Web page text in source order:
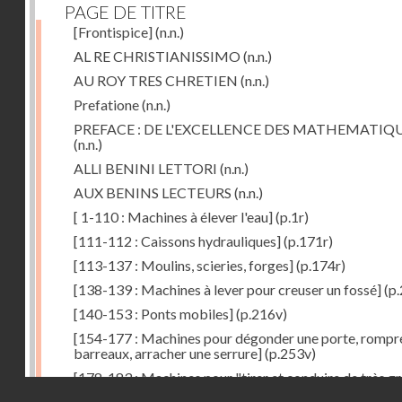
PAGE DE TITRE
[Frontispice](n.n.)
AL RE CHRISTIANISSIMO (n.n.)
AU ROY TRES CHRETIEN (n.n.)
Prefatione(n.n.)
PREFACE : DE L'EXCELLENCE DES
(n.n.)
ALLI BENINI LETTORI (n.n.)
AUX BENINS LECTEURS (n.n.)
[ 1-110 : Machines à élever l'eau](p.1r)
[111-112 : Caissons hydrauliques](p.171r)
[113-137 : Moulins, scieries, forges](p.174r)
[138-139 : Machines à lever pour creuser un fossé]
[140-153 : Ponts mobiles](p.216v)
[154-177 : Machines pour dégonder une porte,
barreaux, arracher une serrure](p.253v)
[178-183 : Machines pour "tirer et conduire de très